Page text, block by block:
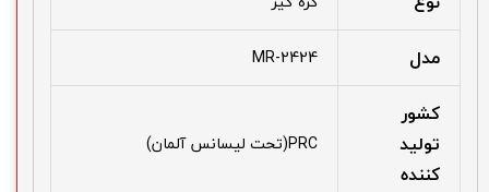
مدل MR-2424
کشور
تولید
کننده
PRC(تحت لیسانس آلمان)